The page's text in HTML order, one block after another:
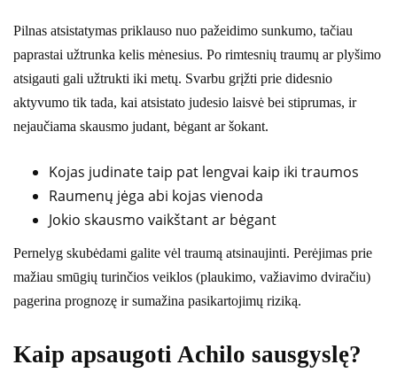
Pilnas atsistatymas priklauso nuo pažeidimo sunkumo, tačiau
paprastai užtrunka kelis mėnesius. Po rimtesnių traumų ar plyšimo
atsigauti gali užtrukti iki metų. Svarbu grįžti prie didesnio
aktyvumo tik tada, kai atsistato judesio laisvė bei stiprumas, ir
nejaučiama skausmo judant, bėgant ar šokant.
Kojas judinate taip pat lengvai kaip iki traumos
Raumenų jėga abi kojas vienoda
Jokio skausmo vaikštant ar bėgant
Pernelyg skubėdami galite vėl traumą atsinaujinti. Perėjimas prie
mažiau smūgių turinčios veiklos (plaukimo, važiavimo dviračiu)
pagerina prognozę ir sumažina pasikartojimų riziką.
Kaip apsaugoti Achilo sausgyslę?